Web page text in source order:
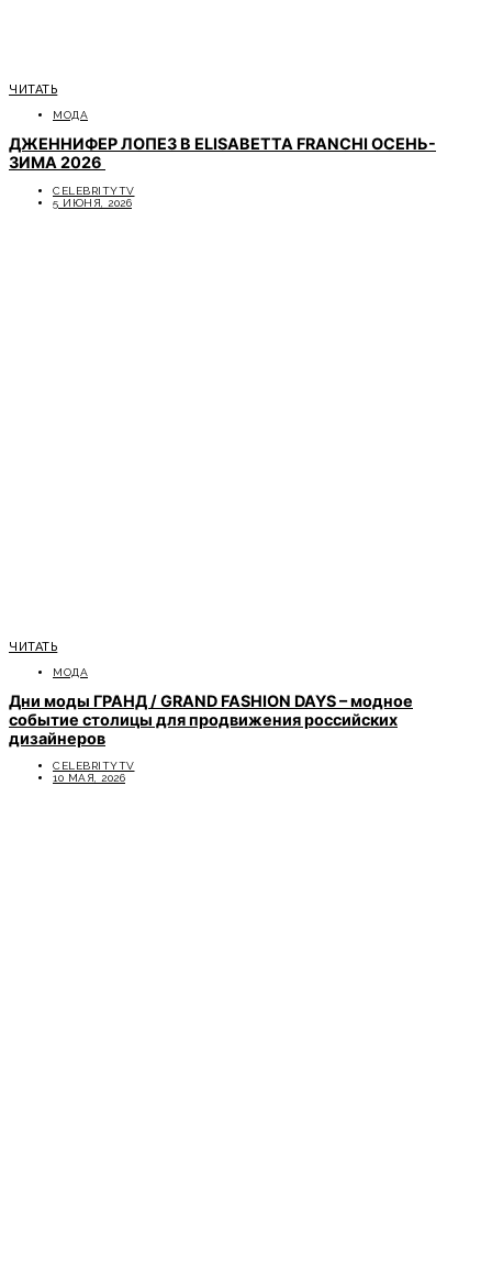
ЧИТАТЬ
МОДА
ДЖЕННИФЕР ЛОПЕЗ В ELISABETTA FRANCHI ОСЕНЬ-
ЗИМА 2026
CELEBRITYTV
5 ИЮНЯ, 2026
ЧИТАТЬ
МОДА
Дни моды ГРАНД / GRAND FASHION DAYS – модное
событие столицы для продвижения российских
дизайнеров
CELEBRITYTV
10 МАЯ, 2026